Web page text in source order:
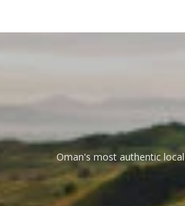
Oman's most authentic